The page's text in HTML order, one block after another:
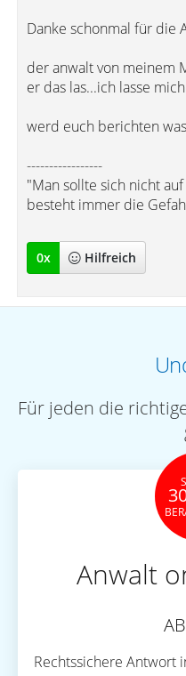
Danke schonmal für die
der anwalt von meinem
er das las...ich lasse
werd euch berichten
-----------------
"Man sollte sich nicht
besteht immer die
0x Hilfreich
Für jeden die
Anwalt
AB
Rechtssichere Antwort